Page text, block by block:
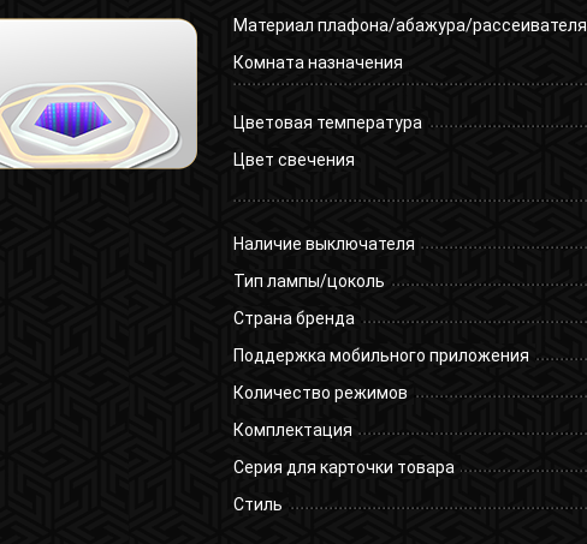
Материал плафона/абажура/рассеивателя
Комната назначения
Цветовая температура
Цвет свечения
Наличие выключателя
Тип лампы/цоколь
Страна бренда
Поддержка мобильного приложения
Количество режимов
Комплектация
Серия для карточки товара
Стиль